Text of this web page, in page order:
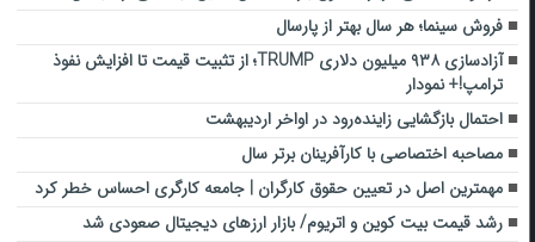
فروش سینما؛ هر سال بهتر از پارسال
آزادسازی ۹۳۸ میلیون دلاری TRUMP؛ از تثبیت قیمت تا افزایش نفوذ
ترامپ!+ نمودار
احتمال بازگشایی زاینده‌رود در اواخر اردیبهشت
مصاحبه اختصاصی با کارآفرینان برتر سال
مهمترین اصل در تعیین حقوق کارگران | جامعه کارگری احساس خطر کرد
رشد قیمت بیت کوین و اتریوم/ بازار ارزهای دیجیتال صعودی شد